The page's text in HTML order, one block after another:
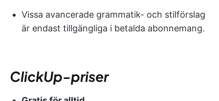
Vissa avancerade grammatik- och stilförslag
är endast tillgängliga i betalda abonnemang.
ClickUp-priser